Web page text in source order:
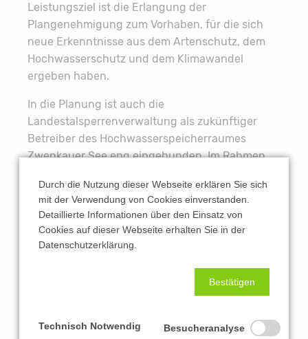
Leistungsziel ist die Erlangung der
Plangenehmigung zum Vorhaben, für die sich
neue Erkenntnisse aus dem Artenschutz, dem
Hochwasserschutz und dem Klimawandel
ergeben haben.
In die Planung ist auch die
Landestalsperrenverwaltung als zukünftiger
Betreiber des Hochwasserspeicherraumes
Zwenkauer See eng eingebunden. Im Rahmen
Gesamtkosten zu ermitteln. Es ist aber davon
auszugehen, dass sich die Gesamtkosten
gegenüber der ursprünglichen Planung auf über
150 Mio. Euro erhöhen werden. Zu Fragen der
zwischen Bund und Ländern in den Gremien der
Braunkohlesanierung statt. Die bisherigen
Durch die Nutzung dieser Webseite erklären Sie sich
mit der Verwendung von Cookies einverstanden.
Detaillierte Informationen über den Einsatz von
Cookies auf dieser Webseite erhalten Sie in der
Datenschutzerklärung.
Bestätigen
Technisch Notwendig Besucheranalyse